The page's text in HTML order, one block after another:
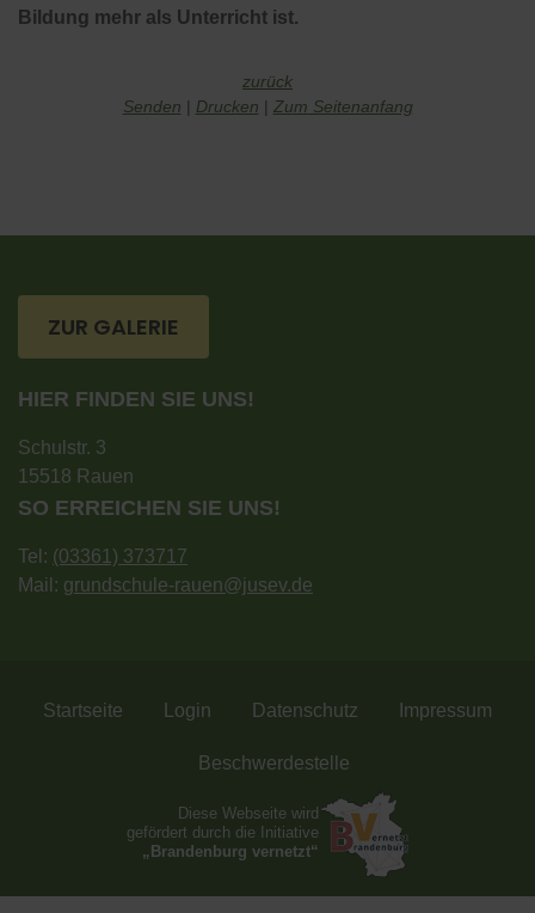
Bildung mehr als Unterricht ist.
zurück
Senden
Drucken Zum Seitenanfang
ZUR GALERIE
HIER FINDEN SIE UNS!
Schulstr. 3
15518 Rauen
SO ERREICHEN SIE UNS!
Tel: (03361) 373717
Mail: grundschule-rauen@jusev.de
Startseite Login Datenschutz Impressum
Beschwerdestelle
Diese Webseite wird
gefördert durch die Initiative
„Brandenburg vernetzt“